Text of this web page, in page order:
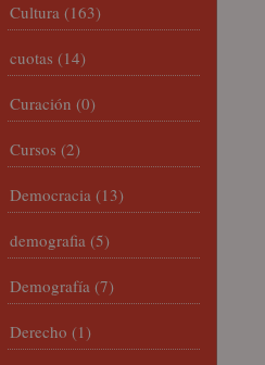
Cultura (163)
cuotas (14)
Curación (0)
Cursos (2)
Democracia (13)
demografia (5)
Demografía (7)
Derecho (1)